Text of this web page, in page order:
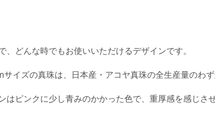
どんな時でもお使いいただけるデザインです。
ズの真珠は、日本産・アコヤ真珠の全生産量のわず
ピンクに少し青みのかかった色で、重厚感を感じさ